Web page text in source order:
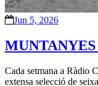
Jun 5, 2026
Cada setmana a Ràdio
extensa selecció de